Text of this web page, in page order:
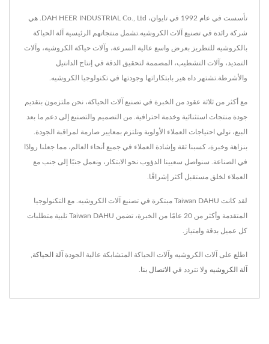
تأسست في عام 1992 في تايوان، DAH HEER INDUSTRIAL Co., Ltd. هي
شركة رائدة في تصنيع آلات الكروشيه.تشمل منتجاتهم الرئيسية آلة الحياكة
بالكروشيه للتطريز بعرض واسع عالية السرعة، وآلات حياكة الكروشيه، وآلات
التمديد، وآلات التشطيب، المصممة لتحقيق الدقة في إنتاج الدانتيل
والأشرطة.تشتهر داه هير بابتكاراتها وجودتها في تكنولوجيا الكروشيه.
مع أكثر من ثلاثة عقود من الخبرة في تصنيع آلات الحياكة، نحن ملتزمون بتقديم
جودة منتجات استثنائية وخدمة احترافية. من التصميم والتصنيع إلى دعم ما بعد
البيع، نولي احتياجات العملاء الأولوية ونلتزم بمعايير صارمة لمراقبة الجودة.
بنزاهة وخبرة، كسبنا ثقة وإشادة العملاء في جميع أنحاء العالم، مما جعلنا روادًا
في الصناعة. سنواصل سعيينا الدؤوب نحو الابتكار، ونعمل جنبًا إلى جنب مع
العملاء لخلق مستقبل أكثر إشراقًا.
لقد كانت Taiwan DAHU مبتكرة في تصنيع آلات الكروشيه. مع التكنولوجيا
المتقدمة وأكثر من 20 عامًا من الخبرة، تضمن Taiwan DAHU تلبية متطلبات
كل عميل بدقة وامتياز.
اطلع على آلات الكروشيه وآلات الحياكة المتشابكة عالية الجودة آلة الحياكة
آلة الكروشيه ولا تتردد في الاتصال بنا